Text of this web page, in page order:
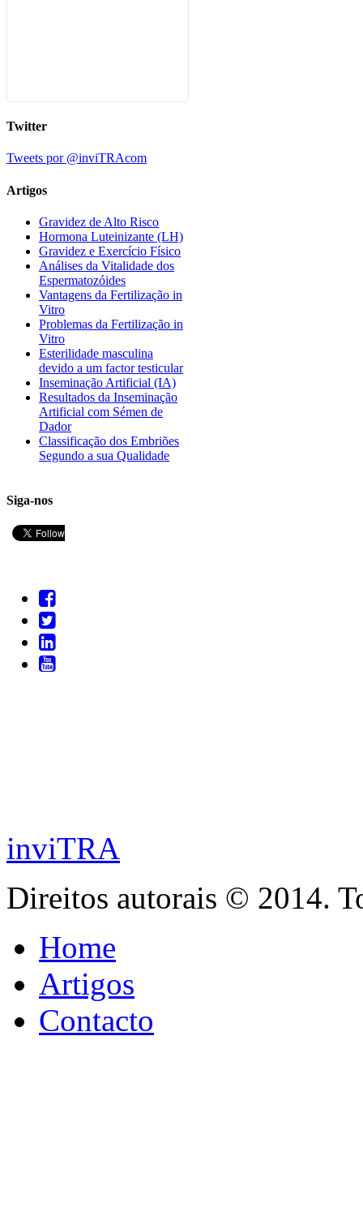
Twitter
Tweets por @inviTRAcom
Artigos
Gravidez de Alto Risco
Hormona Luteinizante (LH)
Gravidez e Exercício Físico
Análises da Vitalidade dos
Espermatozóides
Vantagens da Fertilização in
Vitro
Problemas da Fertilização in
Vitro
Esterilidade masculina
devido a um factor testicular
Inseminação Artificial (IA)
Resultados da Inseminação
Artificial com Sémen de
Dador
Classificação dos Embriões
Segundo a sua Qualidade
Siga-nos
inviTRA
Direitos autorais © 2014.
Home
Artigos
Contacto